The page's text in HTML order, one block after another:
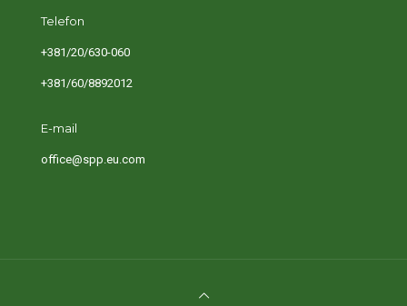
Telefon
+381/20/630-060
+381/60/8892012
E-mail
office@spp.eu.com